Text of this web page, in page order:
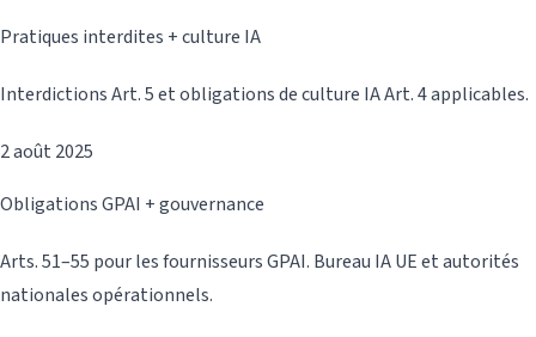
Pratiques interdites + culture IA
Interdictions Art. 5 et obligations de culture IA Art. 4 applicables.
2 août 2025
Obligations GPAI + gouvernance
Arts. 51–55 pour les fournisseurs GPAI. Bureau IA UE et autorités
nationales opérationnels.